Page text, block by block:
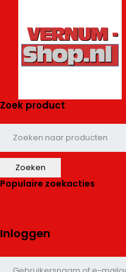
Zoek product
Populaire zoekacties
Inloggen